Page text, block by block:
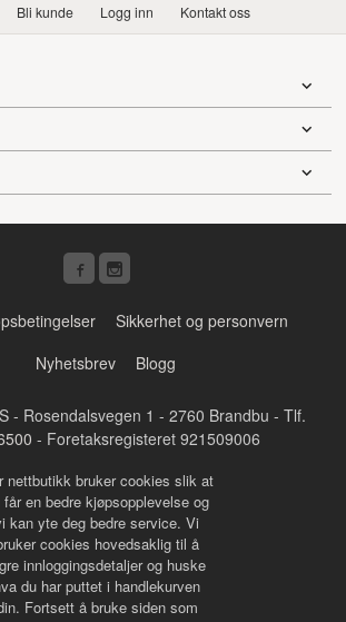
Bli kunde Logg inn Kontakt oss
Sikkerhet og personvern
Nyhetsbrev
Blogg
- Rosendalsvegen 1 - 2760 Brandbu - Tlf.
- Foretaksregisteret 921509006
nettbutikk bruker cookies slik at
får en bedre kjøpsopplevelse og
kan yte deg bedre service. Vi
cookies hovedsaklig til å
innloggingsdetaljer og huske
du har puttet i handlekurven
Fortsett å bruke siden som